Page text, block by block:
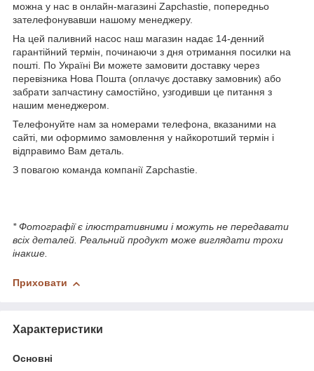
можна у нас в онлайн-магазині Zapchastie, попередньо
зателефонувавши нашому менеджеру.
На цей паливний насос наш магазин надає 14-денний
гарантійний термін, починаючи з дня отримання посилки на
пошті. По Україні Ви можете замовити доставку через
перевізника Нова Пошта (оплачує доставку замовник) або
забрати запчастину самостійно, узгодивши це питання з
нашим менеджером.
Телефонуйте нам за номерами телефона, вказаними на
сайті, ми оформимо замовлення у найкоротший термін і
відправимо Вам деталь.
З повагою команда компанії Zapchastie.
* Фотографії є ілюстративними і можуть не передавати
всіх деталей. Реальний продукт може виглядати трохи
інакше.
Приховати
Характеристики
Основні